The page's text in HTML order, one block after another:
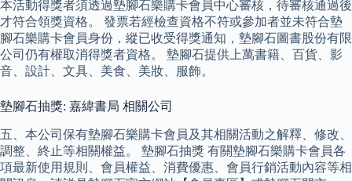
本活動得獎者須透過墊腳石樂購卡會員中心審核，待審核通過後
才符合領獎資格。 發票若經檢查資格不符或參加者並未符合墊
腳石樂購卡會員身份，縱已收受得獎通知，墊腳石圖書股份有限
公司仍有權取消得獎者資格。 墊腳石提供上萬書籍、百貨、影
音、設計、文具、美食、美妝、服飾。
墊腳石抽獎: 嘉緯書局 相關公司
五、本公司保有墊腳石樂購卡會員及其相關活動之解釋、修改、
調整、終止等相關權益。 墊腳石抽獎 有關墊腳石樂購卡會員各
項最新使用規則、會員權益、消費優惠、會員行銷活動內容等相